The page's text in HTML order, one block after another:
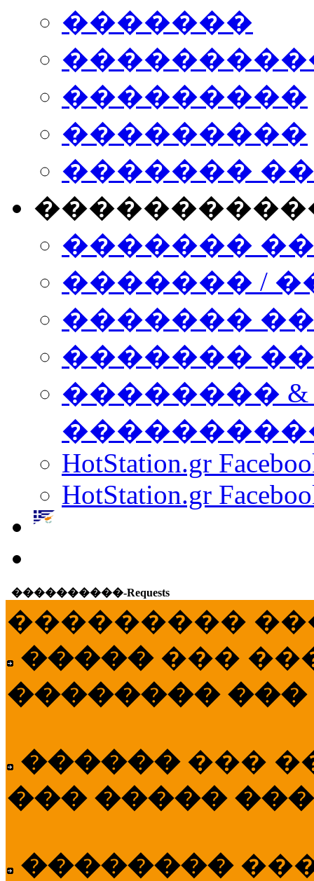
�������
���������
���������
�������
�������
������� /
�������
������� ���
��������
HotStation.gr
HotStation.gr
����������-Requests
���������
����� ���
�������� ���
������ ���
��� �����
��������